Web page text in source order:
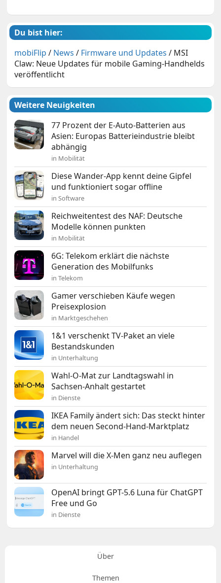
Du bist hier:
mobiFlip / News / Firmware und Updates / MSI
Claw: Neue Updates für mobile Gaming-Handhelds
veröffentlicht
Weitere Neuigkeiten
77 Prozent der E-Auto-Batterien aus
Asien: Europas Batterieindustrie bleibt
abhängig
in Mobilität
Diese Wander-App kennt deine Gipfel
und funktioniert sogar offline
in Software
Reichweitentest des NAF: Deutsche
Modelle können punkten
in Mobilität
6G: Telekom erklärt die nächste
Generation des Mobilfunks
in Telekom
Gamer verschieben Käufe wegen
Preisexplosion
in Marktgeschehen
1&1 verschenkt TV-Paket an viele
Bestandskunden
in Unterhaltung
Wahl-O-Mat zur Landtagswahl in
Sachsen-Anhalt gestartet
in Dienste
IKEA Family ändert sich: Das steckt hinter
dem neuen Second-Hand-Marktplatz
in Handel
Marvel will die X-Men ganz neu auflegen
in Unterhaltung
OpenAI bringt GPT-5.6 Luna für ChatGPT
Free und Go
in Dienste
Über
Themen